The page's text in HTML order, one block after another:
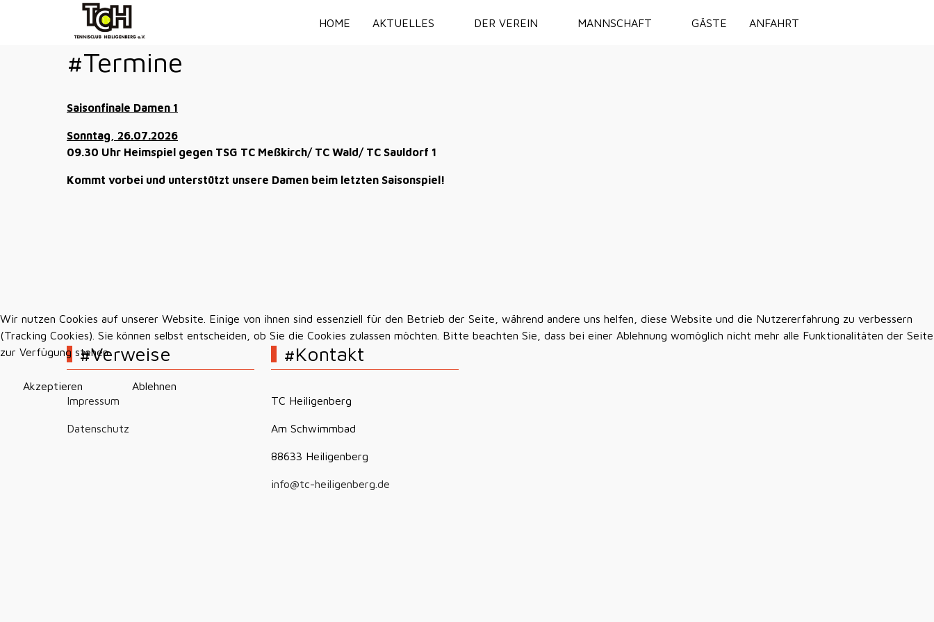
HOME AKTUELLES DER VEREIN MANNSCHAFT GÄSTE ANFAHRT
#Termine
Saisonfinale Damen 1
Sonntag, 26.07.2026
09.30 Uhr Heimspiel gegen TSG TC Meßkirch/ TC Wald/ TC Sauldorf 1
Kommt vorbei und unterstützt unsere Damen beim letzten Saisonspiel!
#Verweise
Impressum
Datenschutz
#Kontakt
TC Heiligenberg
Am Schwimmbad
88633 Heiligenberg
info@tc-heiligenberg.de
Wir nutzen Cookies auf unserer Website. Einige von ihnen sind essenziell für den Betrieb der Seite, während andere uns helfen, diese Website und die Nutzererfahrung zu verbessern
(Tracking Cookies). Sie können selbst entscheiden, ob Sie die Cookies zulassen möchten. Bitte beachten Sie, dass bei einer Ablehnung womöglich nicht mehr alle Funktionalitäten der Seite
zur Verfügung stehen.
Akzeptieren Ablehnen